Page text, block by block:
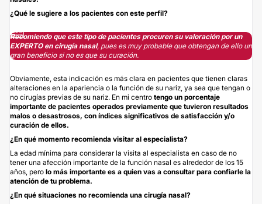
¿Qué le sugiere a los pacientes con este perfil?
Recomiendoque este tipo de pacientes procuren su valoración por un
EXPERTO en cirugía nasal, pues es muy probable que obtengan de ello un
gran beneficio si no es que su curación.
Obviamente, esta indicación es más clara en pacientes que tienen claras
alteraciones en la apariencia o la función de su nariz, ya sea que tengan o
no cirugías previas de su nariz. En mi centro tengo un porcentaje
importante de pacientes operados previamente que tuvieron resultados
malos o desastrosos, con índices significativos de satisfacción y/o
curación de ellos.
¿En qué momento recomienda visitar al especialista?
La edad mínima para considerar la visita al especialista en caso de no
tener una afección importante de la función nasal es alrededor de los 15
años, pero lo más importante es a quien vas a consultar para confiarle la
atención de tu problema.
¿En qué situaciones no recomienda una cirugía nasal?